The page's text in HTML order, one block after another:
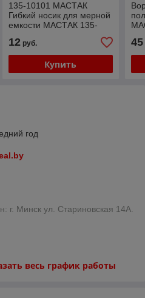
135-10101 МАСТАК
Гибкий носик для мерной
емкости МАСТАК 135-
10101, полиэтиленовый
12руб.
Купить
45
год
г. Минск ул. Стариновская 14А.
весь график работы